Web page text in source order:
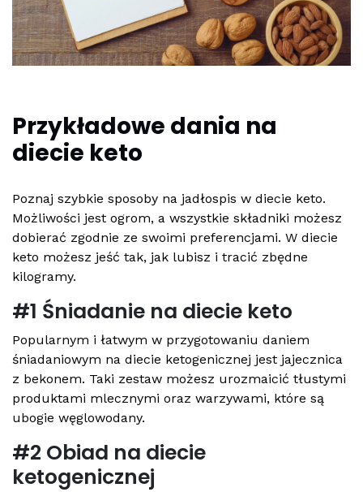
Przykładowe dania na
diecie keto
Poznaj szybkie sposoby na jadłospis w diecie keto.
Możliwości jest ogrom, a wszystkie składniki możesz
dobierać zgodnie ze swoimi preferencjami. W diecie
keto możesz jeść tak, jak lubisz i tracić zbędne
kilogramy.
#1 Śniadanie na diecie keto
Popularnym i łatwym w przygotowaniu daniem
śniadaniowym na diecie ketogenicznej jest jajecznica
z bekonem. Taki zestaw możesz urozmaicić tłustymi
produktami mlecznymi oraz warzywami, które są
ubogie węglowodany.
#2 Obiad na diecie
ketogenicznej